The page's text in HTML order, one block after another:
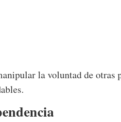
la voluntad de otras